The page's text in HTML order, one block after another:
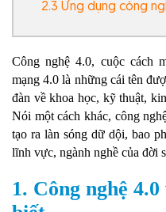
2.3 Ứng dụng công
Công nghệ 4.0, cuộc cách
mạng 4.0 là những cái tên
đàn về khoa học, kỹ thuật,
Nói một cách khác, công
tạo ra làn sóng dữ dội, bao
lĩnh vực, ngành nghề của đời
1. Công nghệ